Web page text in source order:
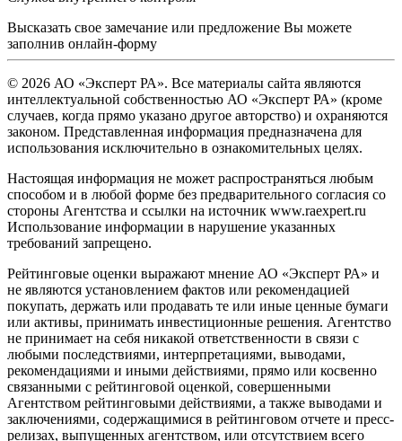
Высказать свое замечание или предложение Вы можете
заполнив онлайн-форму
© 2026 АО «Эксперт РА». Все материалы сайта являются
интеллектуальной собственностью АО «Эксперт РА» (кроме
случаев, когда прямо указано другое авторство) и охраняются
законом. Представленная информация предназначена для
использования исключительно в ознакомительных целях.
Настоящая информация не может распространяться любым
способом и в любой форме без предварительного согласия со
стороны Агентства и ссылки на источник www.raexpert.ru
Использование информации в нарушение указанных
требований запрещено.
Рейтинговые оценки выражают мнение АО «Эксперт РА» и
не являются установлением фактов или рекомендацией
покупать, держать или продавать те или иные ценные бумаги
или активы, принимать инвестиционные решения. Агентство
не принимает на себя никакой ответственности в связи с
любыми последствиями, интерпретациями, выводами,
рекомендациями и иными действиями, прямо или косвенно
связанными с рейтинговой оценкой, совершенными
Агентством рейтинговыми действиями, а также выводами и
заключениями, содержащимися в рейтинговом отчете и пресс-
релизах, выпущенных агентством, или отсутствием всего